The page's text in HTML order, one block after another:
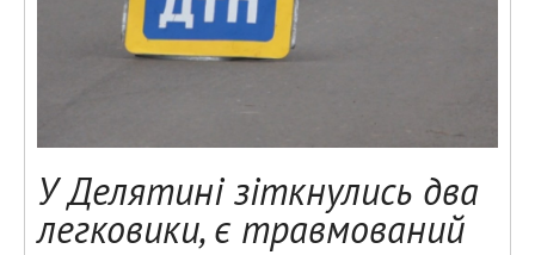
У Делятині зіткнулись два
легковики, є травмований